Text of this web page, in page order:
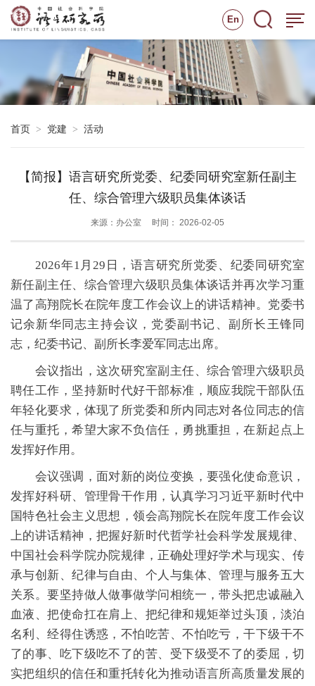
En
首页 > 党建 > 活动
【简报】语言研究所党委、纪委同研究室新任副主
任、综合管理六级职员集体谈话
来源：办公室 时间： 2026-02-05
2026年1月29日，语言研究所党委、纪委同研究室
新任副主任、综合管理六级职员集体谈话并再次学习重
温了高翔院长在院年度工作会议上的讲话精神。党委书
记余新华同志主持会议，党委副书记、副所长王锋同
志，纪委书记、副所长李爱军同志出席。
会议指出，这次研究室副主任、综合管理六级职员
聘任工作，坚持新时代好干部标准，顺应我院干部队伍
年轻化要求，体现了所党委和所内同志对各位同志的信
任与重托，希望大家不负信任，勇挑重担，在新起点上
发挥好作用。
会议强调，面对新的岗位变换，要强化使命意识，
发挥好科研、管理骨干作用，认真学习习近平新时代中
国特色社会主义思想，领会高翔院长在院年度工作会议
上的讲话精神，把握好新时代哲学社会科学发展规律、
中国社会科学院办院规律，正确处理好学术与现实、传
承与创新、纪律与自由、个人与集体、管理与服务五大
关系。要坚持做人做事做学问相统一，带头把忠诚融入
血液、把使命扛在肩上、把纪律和规矩举过头顶，淡泊
名利、经得住诱惑，不怕吃苦、不怕吃亏，干下级干不
了的事、吃下级吃不了的苦、受下级受不了的委屈，切
实把组织的信任和重托转化为推动语言所高质量发展的